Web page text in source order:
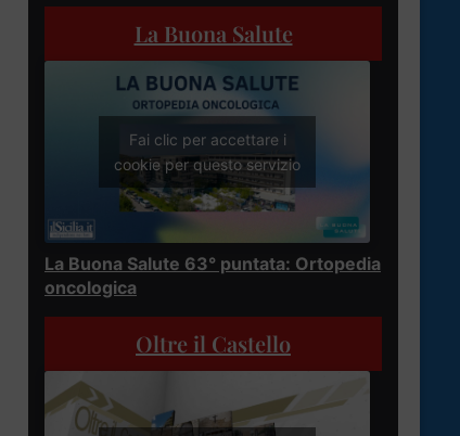
La Buona Salute
Fai clic per accettare i
cookie per questo servizio
La Buona Salute 63° puntata: Ortopedia
oncologica
Oltre il Castello